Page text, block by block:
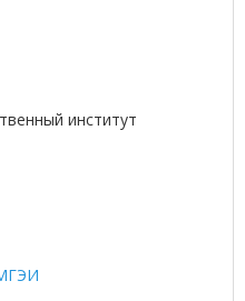
институт